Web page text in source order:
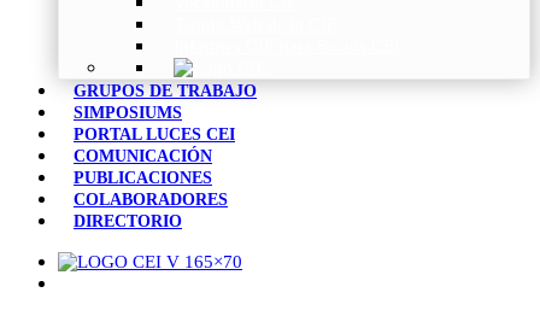
GRUPOS DE TRABAJO
SIMPOSIUMS
PORTAL LUCES CEI
COMUNICACIÓN
PUBLICACIONES
COLABORADORES
DIRECTORIO